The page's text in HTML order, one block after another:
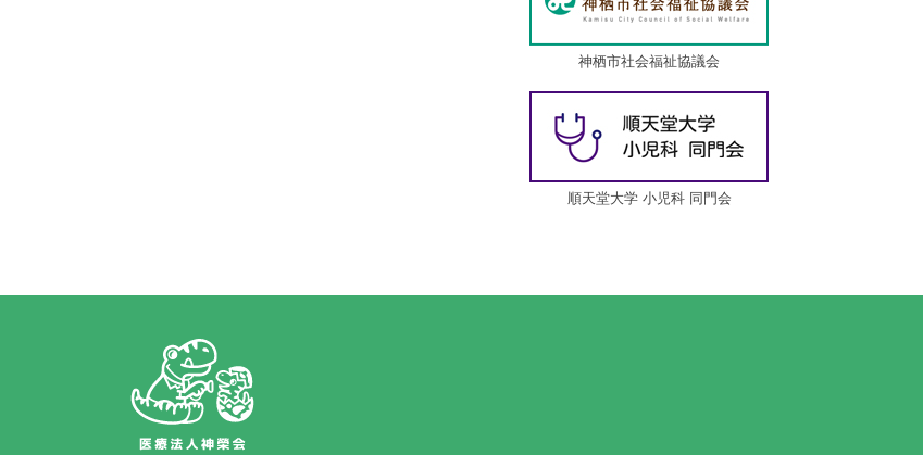
神栖市社会福祉協議会
順天堂大学 小児科 同門会